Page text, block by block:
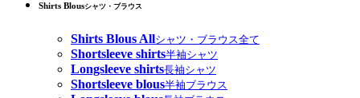
Shirts Blousシャツ・ブラウス
Shirts Blous Allシャツ・ブラウス全て
Shortsleeve shirts半袖シャツ
Longsleeve shirts長袖シャツ
Shortsleeve blous半袖ブラウス